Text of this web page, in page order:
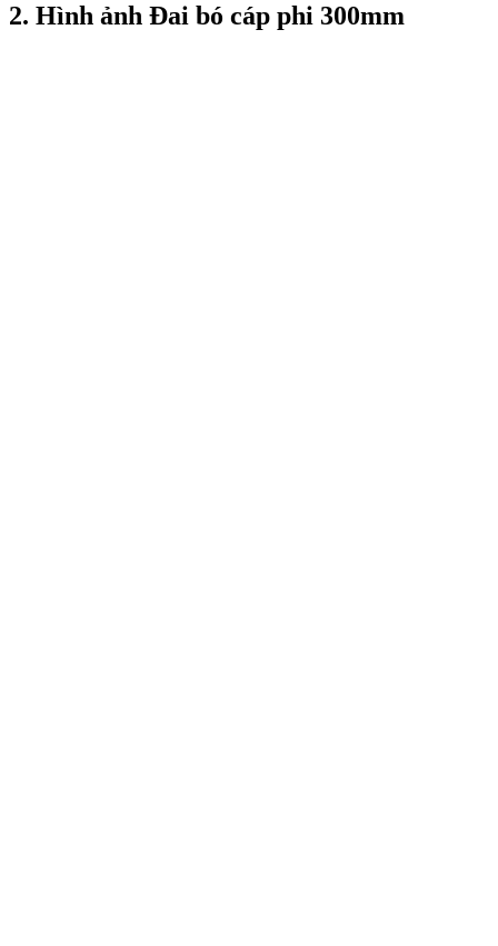
2. Hình ảnh Đai bó cáp phi 300mm